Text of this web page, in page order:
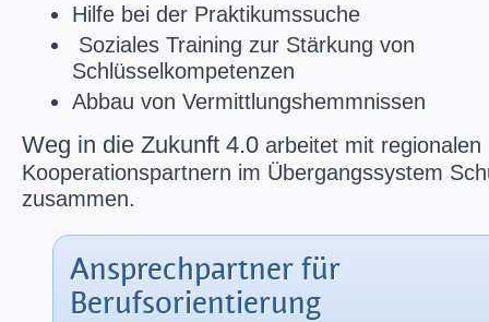
Hilfe bei der Praktikumssuche
Soziales Training zur Stärkung von
Schlüsselkompetenzen
Abbau von Vermittlungshemmnissen
Weg in die Zukunft 4.0 arbeitet mit regionalen
Kooperationspartnern im Übergangssystem
zusammen.
Ansprechpartner für
Berufsorientierung